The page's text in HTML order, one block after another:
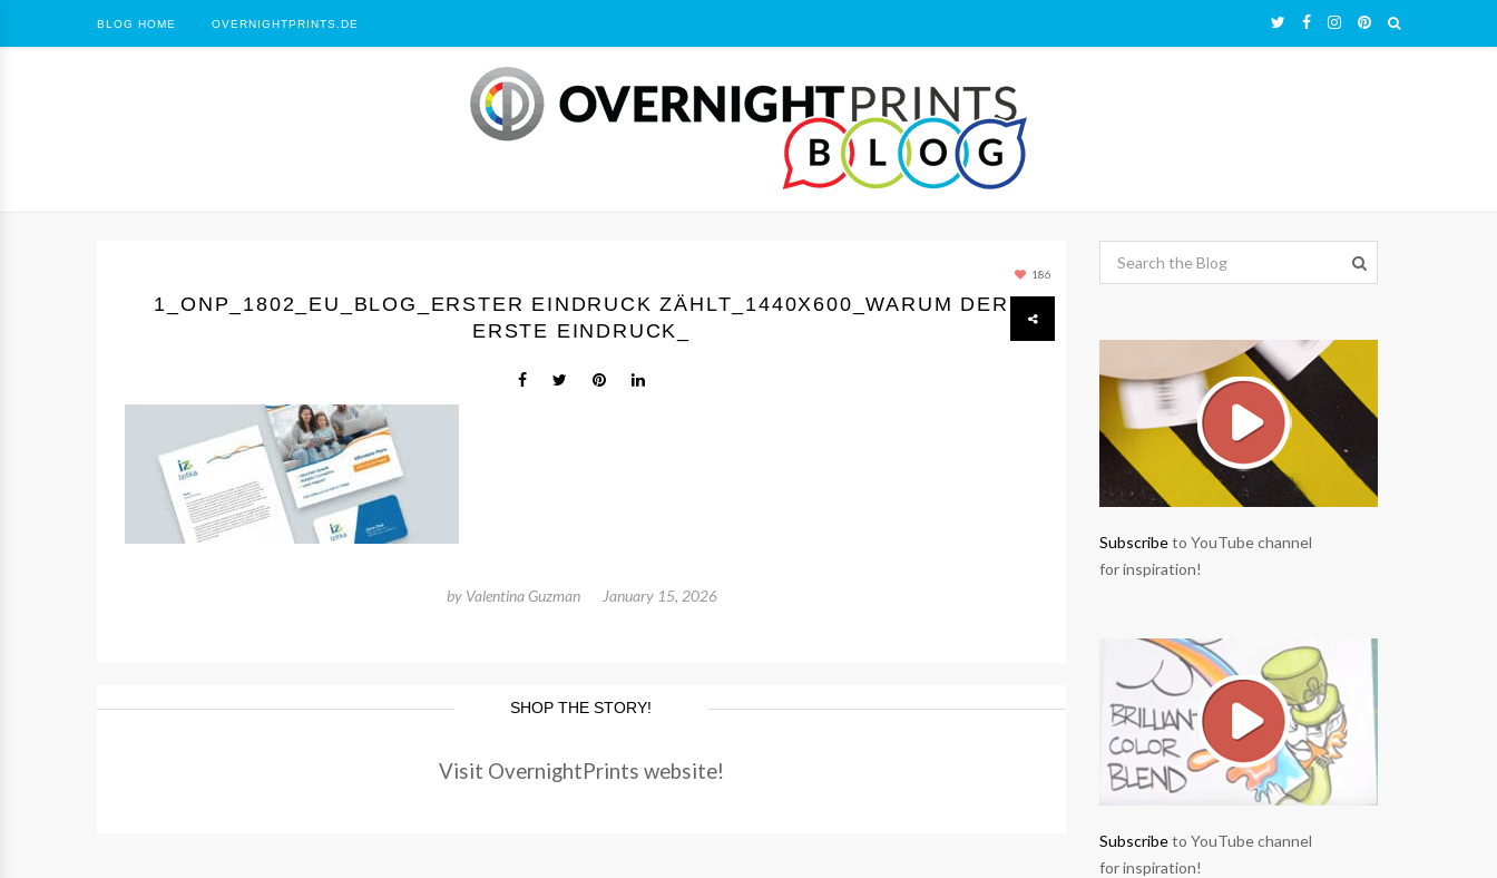
BLOG HOME OVERNIGHTPRINTS.DE
186
1_ONP_1802_EU_BLOG_ERSTER EINDRUCK ZÄHLT_1440Х600_WARUM DER
ERSTE EINDRUCK_
by Valentina Guzman January 15, 2026
SHOP THE STORY!
Visit OvernightPrints website!
Subscribeto YouTube channel
for inspiration!
Subscribeto YouTube channel
for inspiration!